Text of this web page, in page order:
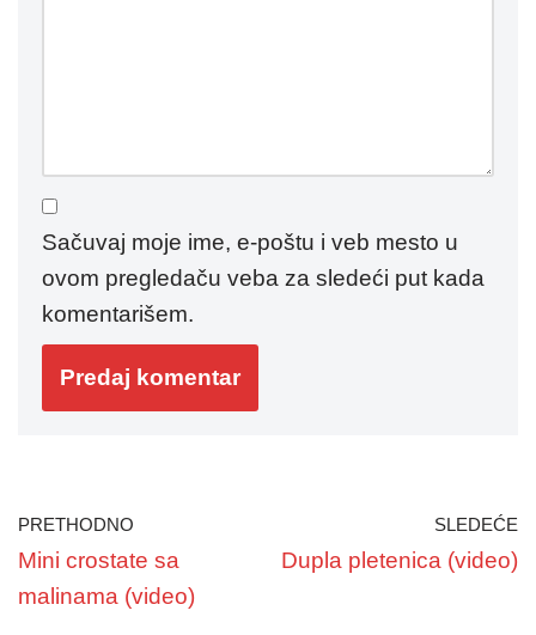
Sačuvaj moje ime, e-poštu i veb mesto u
ovom pregledaču veba za sledeći put kada
komentarišem.
PRETHODNO
Mini crostate sa
malinama (video)
SLEDEĆE
Dupla pletenica (video)